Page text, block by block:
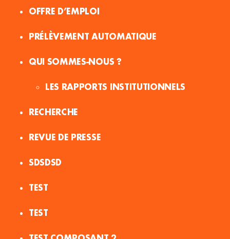
OFFRE D’EMPLOI
PRÉLÈVEMENT AUTOMATIQUE
QUI SOMMES-NOUS ?
LES RAPPORTS INSTITUTIONNELS
RECHERCHE
REVUE DE PRESSE
SDSDSD
TEST
TEST